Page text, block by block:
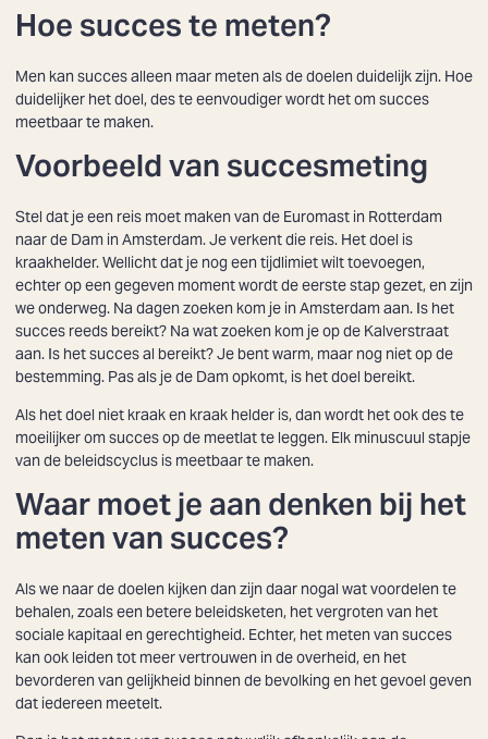
Hoe succes te meten?
Men kan succes alleen maar meten als dedoelen duidelijk zijn. Hoe
duidelijker het doel, des te eenvoudiger wordt het om succes
meetbaar te maken.
Voorbeeld van succesmeting
Stel dat je een reis moet maken van de Euromast in Rotterdam
naar de Dam in Amsterdam. Je verkent die reis. Het doel is
kraakhelder. Wellicht dat je nog een tijdlimiet wilt toevoegen,
echter op een gegeven moment wordt de eerste stap gezet, en zijn
we onderweg. Na dagen zoeken kom je in Amsterdam aan. Is het
succes reeds bereikt? Na wat zoeken kom je op de Kalverstraat
aan. Is het succes al bereikt? Je bent warm, maar nog niet op de
bestemming. Pas als je de Dam opkomt, is het doel bereikt.
Als het doel niet kraak en kraak helder is, dan wordt het ook des te
moeilijker om succes op de meetlat te leggen. Elk minuscuul stapje
van de beleidscyclus is meetbaar te maken.
Waar moet je aan denken bij het
meten van succes?
Als we naar de doelen kijken dan zijn daar nogal wat voordelen te
behalen, zoals een betere beleidsketen, het vergroten van het
sociale kapitaal en gerechtigheid. Echter, het meten van succes
kan ook leiden tot meer vertrouwen in de overheid, en het
bevorderen van gelijkheid binnen de bevolking en het gevoel geven
dat iedereen meetelt.